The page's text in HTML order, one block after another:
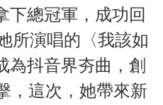
下總冠軍，成功回
所演唱的〈我該如
為抖音界夯曲，創
，這次，她帶來新